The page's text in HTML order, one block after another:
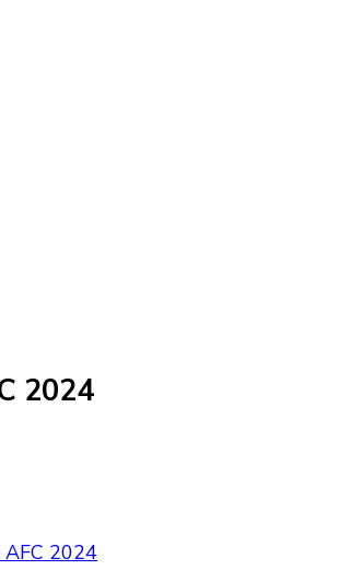
2024
2024